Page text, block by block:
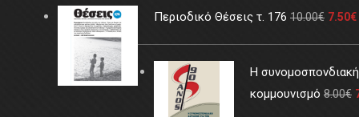
Περιοδικό Θέσεις τ. 176 10.00€ 7.50€
Η συνομοσπονδιακή
κομμουνισμό 8.00€